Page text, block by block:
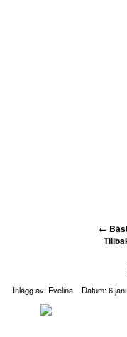
←
Inlägg av: Evelina Datum:6